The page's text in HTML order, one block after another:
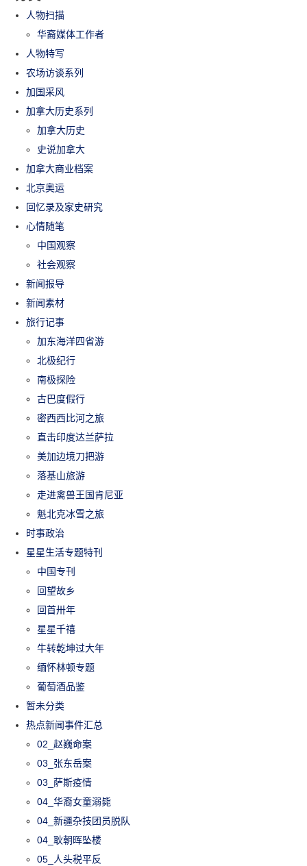
人物扫描
华裔媒体工作者
人物特写
农场访谈系列
加国采风
加拿大历史系列
加拿大历史
史说加拿大
加拿大商业档案
北京奥运
回忆录及家史研究
心情随笔
中国观察
社会观察
新闻报导
新闻素材
旅行记事
加东海洋四省游
北极纪行
南极探险
古巴度假行
密西西比河之旅
直击印度达兰萨拉
美加边境刀把游
落基山旅游
走进禽兽王国肯尼亚
魁北克冰雪之旅
时事政治
星星生活专题特刊
中国专刊
回望故乡
回首卅年
星星千禧
牛转乾坤过大年
缅怀林顿专题
葡萄酒品鉴
暂未分类
热点新闻事件汇总
02_赵巍命案
03_张东岳案
03_萨斯疫情
04_华裔女童溺毙
04_新疆杂技团员脱队
04_耿朝晖坠楼
05_人头税平反